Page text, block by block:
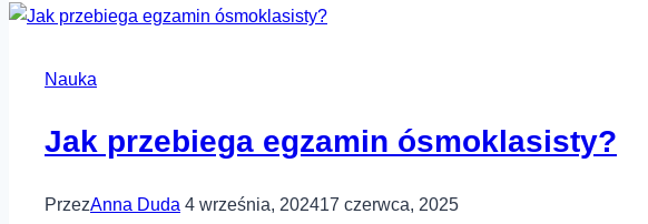
Nauka
Jak przebiega egzamin ósmoklasisty?
PrzezAnna Duda 4 września, 202417 czerwca, 2025